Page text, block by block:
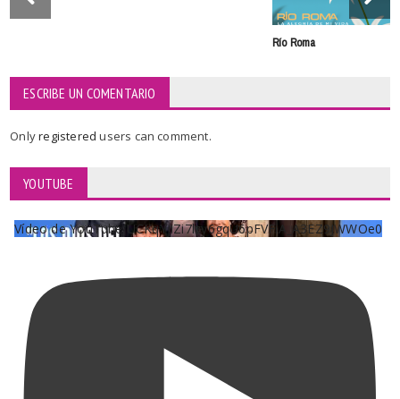
Río Roma
ESCRIBE UN COMENTARIO
Onlyregisteredusers can comment.
YOUTUBE
Vídeo de YouTube UCKqYjiZi7lzy6gqU6pFVFiA_A3EZ9JWWOe0